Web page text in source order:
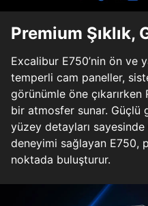
Premium Şıklık,
Excalibur E750’nin ön ve
temperli cam paneller,
görünümle öne
bir atmosfer sunar. Güçlü
yüzey detayları
deneyimi sağlayan E750,
noktada buluşturur.